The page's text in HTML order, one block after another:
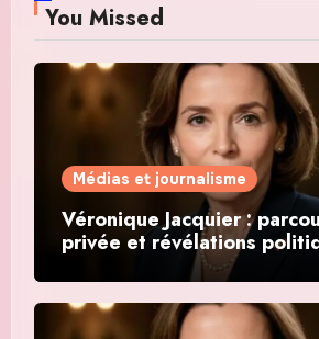
You Missed
Médias et journalisme
Véronique Jacquier :
privée et révélations